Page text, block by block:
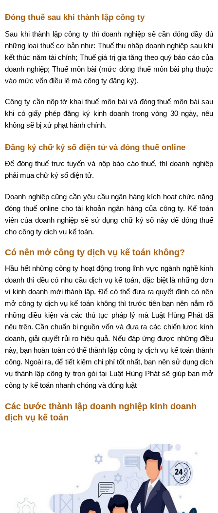
Đóng thuế sau khi thành lập công ty
Sau khi thành lập công ty thì doanh nghiệp sẽ cần đóng đầy đủ
những loại thuế cơ bản như: Thuế thu nhập doanh nghiệp sau khi
kết thúc năm tài chính; Thuế giá trị gia tăng theo quý báo cáo của
doanh nghiệp; Thuế môn bài (mức đóng thuế môn bài phụ thuộc
vào mức vốn điều lệ mà công ty đăng ký).
Công ty cần nộp tờ khai thuế môn bài và đóng thuế môn bài sau
khi có giấy phép đăng ký kinh doanh trong vòng 30 ngày, nêu
không sẽ bị xử phạt hành chính.
Đăng ký chữ ký số điện tử và đóng thuế online
Để đóng thuế trực tuyến và nộp báo cáo thuế, thì doanh nghiệp
phải mua chữ ký số điện tử.
Doanh nghiệp cũng cần yêu cầu ngân hàng kích hoạt chức năng
đóng thuế online cho tài khoản ngân hàng của công ty. Kế toán
viên của doanh nghiệp sẽ sử dụng chữ ký số này để đóng thuế
cho công ty dịch vụ kế toán.
Có nên mở công ty dịch vụ kế toán không?
Hầu hết những công ty hoạt động trong lĩnh vực ngành nghề kinh
doanh thì đều có nhu cầu dịch vụ kế toán, đặc biệt là những đơn
vị kinh doanh mới thành lập. Để có thể đưa ra quyết định có nên
mở công ty dịch vụ kế toán không thì trước tiên bạn nên nắm rõ
những điều kiện và các thủ tục pháp lý mà Luật Hùng Phát đã
nêu trên. Cần chuẩn bị nguồn vốn và đưa ra các chiến lược kinh
doanh, giải quyết rủi ro hiệu quả. Nếu đáp ứng được những điều
này, bạn hoàn toàn có thể thành lập công ty dịch vụ kế toán thành
công. Ngoài ra, để tiết kiệm chi phí tốt nhất, bạn nên sử dụng dịch
vụ thành lập công ty trọn gói tại Luật Hùng Phát sẽ giúp bạn mở
công ty kế toán nhanh chóng và đúng luật
Các bước thành lập doanh nghiệp kinh doanh
dịch vụ kế toán